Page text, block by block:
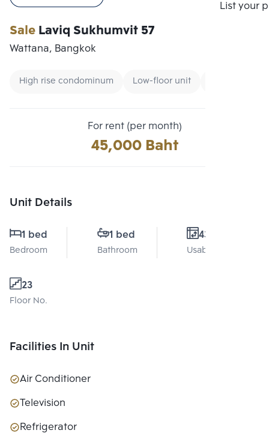
List your
SaleLaviq Sukhumvit 57
Wattana, Bangkok
High rise condominum Low-floor unit
For rent (per month)
45,000 Baht
Unit Details
1 bed
Bedroom
1 bed
Bathroom
43 Sq.m.
Usable area
23
Floor No.
Facilities In Unit
Air Conditioner
Television
Refrigerator